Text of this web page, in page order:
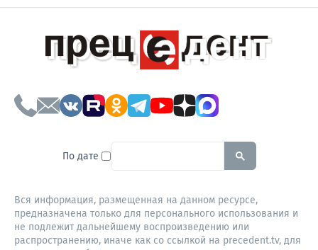
По дате To search this site, enter a
Вся информация, размещенная на данном ресурсе,
предназначена только для персонального использования и
не подлежит дальнейшему воспроизведению или
распространению, иначе как со ссылкой на precedent.tv, для